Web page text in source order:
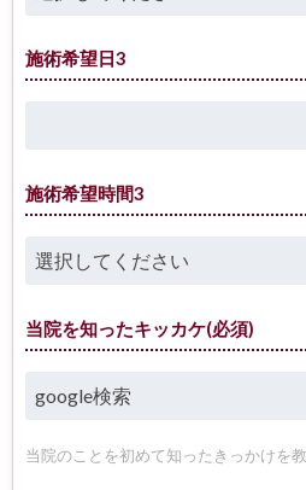
施術希望日3
施術希望時間3
当院を知ったキッカケ(必須)
当院のことを初めて知ったきっかけを教